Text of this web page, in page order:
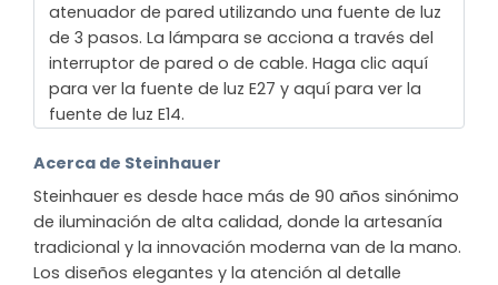
atenuador de pared utilizando una fuente de luz
de 3 pasos. La lámpara se acciona a través del
interruptor de pared o de cable. Haga clic aquí
para ver la fuente de luz E27 y aquí para ver la
fuente de luz E14.
Acerca de Steinhauer
Steinhauer es desde hace más de 90 años sinónimo
de iluminación de alta calidad, donde la artesanía
tradicional y la innovación moderna van de la mano.
Los diseños elegantes y la atención al detalle